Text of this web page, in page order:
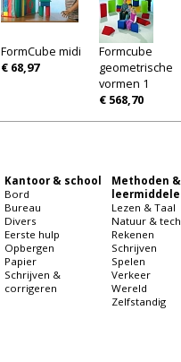
FormCube midi
€ 68,97
Formcube
geometrische
vormen 1
€ 568,70
Kantoor & school
Bord
Bureau
Divers
Eerste hulp
Opbergen
Papier
Schrijven &
corrigeren
Methoden &
Lezen & Taal
Natuur &
Rekenen
Schrijven
Spelen
Verkeer
Wereld
Zelfstandig